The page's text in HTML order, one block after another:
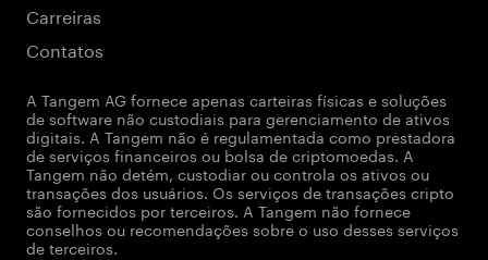
Carreiras
Contatos
A Tangem AG fornece apenas carteiras físicas e soluções
de software não custodiais para gerenciamento de ativos
digitais. A Tangem não é regulamentada como prestadora
de serviços financeiros ou bolsa de criptomoedas. A
Tangem não detém, custodiar ou controla os ativos ou
transações dos usuários. Os serviços de transações cripto
são fornecidos por terceiros. A Tangem não fornece
conselhos ou recomendações sobre o uso desses serviços
de terceiros.